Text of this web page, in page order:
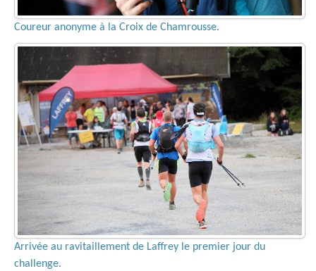
Coureur anonyme à la Croix de Chamrousse.
Arrivée au ravitaillement de Laffrey le premier jour du
challenge.